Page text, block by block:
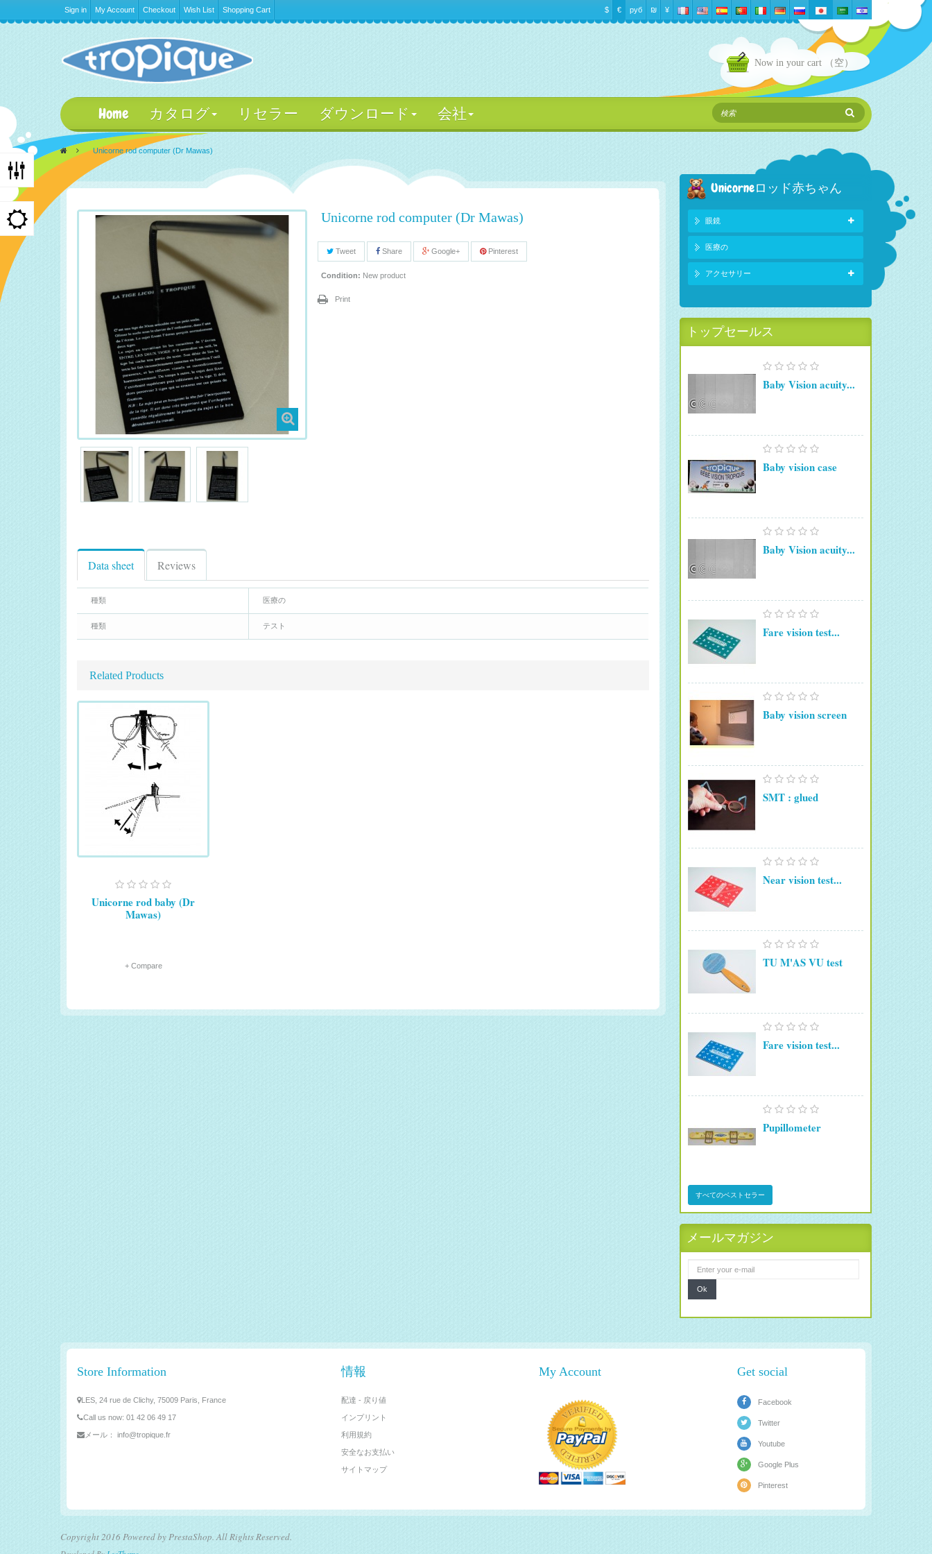
$ € руб ₪‎ ¥
Sign in My Account Checkout Wish List Shopping Cart
Now in your cart （空）
Home カタログ リセラー ダウンロード 会社
> Unicorne rod computer (Dr Mawas)
Unicorne rod computer (Dr Mawas)
Tweet Share Google+ Pinterest
Condition: New product
Print
Data sheet Reviews
種類 医療の
種類 テスト
Related Products
Unicorne rod baby (Dr
Mawas)
+ Compare
Unicorneロッド赤ちゃん
眼鏡
医療の
アクセサリー
トップセールス
Baby Vision acuity...
Baby vision case
Baby Vision acuity...
Fare vision test...
Baby vision screen
SMT : glued
Near vision test...
TU M'AS VU test
Fare vision test...
Pupillometer
すべてのベストセラー
メールマガジン
Ok
Store Information
LES, 24 rue de Clichy, 75009 Paris, France
Call us now: 01 42 06 49 17
メール： info@tropique.fr
情報
配達 - 戻り値
インプリント
利用規約
安全なお支払い
サイトマップ
My Account Get social
Facebook
Twitter
Youtube
Google Plus
Pinterest
Copyright 2016 Powered by PrestaShop. All Rights Reserved.